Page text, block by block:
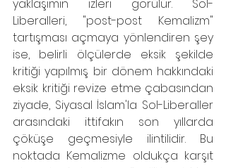
yaklaşımın izleri görülür. Sol-
Liberalleri, "post-post Kemalizm"
tartışması açmaya yönlendiren şey
ise, belirli ölçülerde eksik şekilde
kritiği yapılmış bir dönem hakkındaki
eksik kritiği revize etme çabasından
ziyade, Siyasal İslam'la Sol-Liberaller
arasındaki ittifakın son yıllarda
çöküşe geçmesiyle ilintilidir. Bu
noktada Kemalizme oldukça karşıt